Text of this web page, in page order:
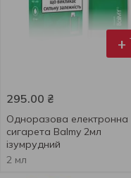
+
295.00 ₴
Одноразова електронна
сигарета Balmy 2мл
ізумрудний
2 мл